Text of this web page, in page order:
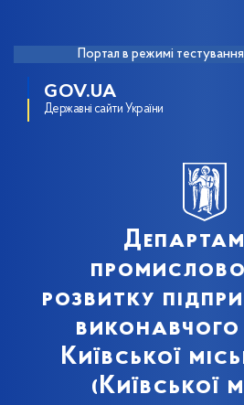
Портал в режимі
GOV.UA
Державні сайти України
розвитку
виконавчого
Київської
(Київської